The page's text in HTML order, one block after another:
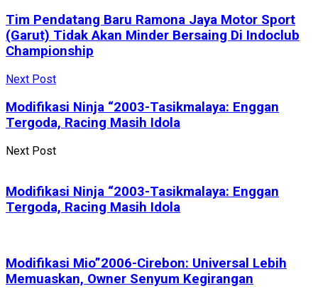
Tim Pendatang Baru Ramona Jaya Motor Sport
(Garut) Tidak Akan Minder Bersaing Di Indoclub
Championship
Next Post
Modifikasi Ninja “2003-Tasikmalaya: Enggan
Tergoda, Racing Masih Idola
Next Post
Modifikasi Ninja “2003-Tasikmalaya: Enggan
Tergoda, Racing Masih Idola
Modifikasi Mio”2006-Cirebon: Universal Lebih
Memuaskan, Owner Senyum Kegirangan